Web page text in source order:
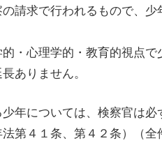
請求で行われるもので、
・心理学的・教育的視点
ありません。
年については、検察官は
第４１条、第４２条）（全